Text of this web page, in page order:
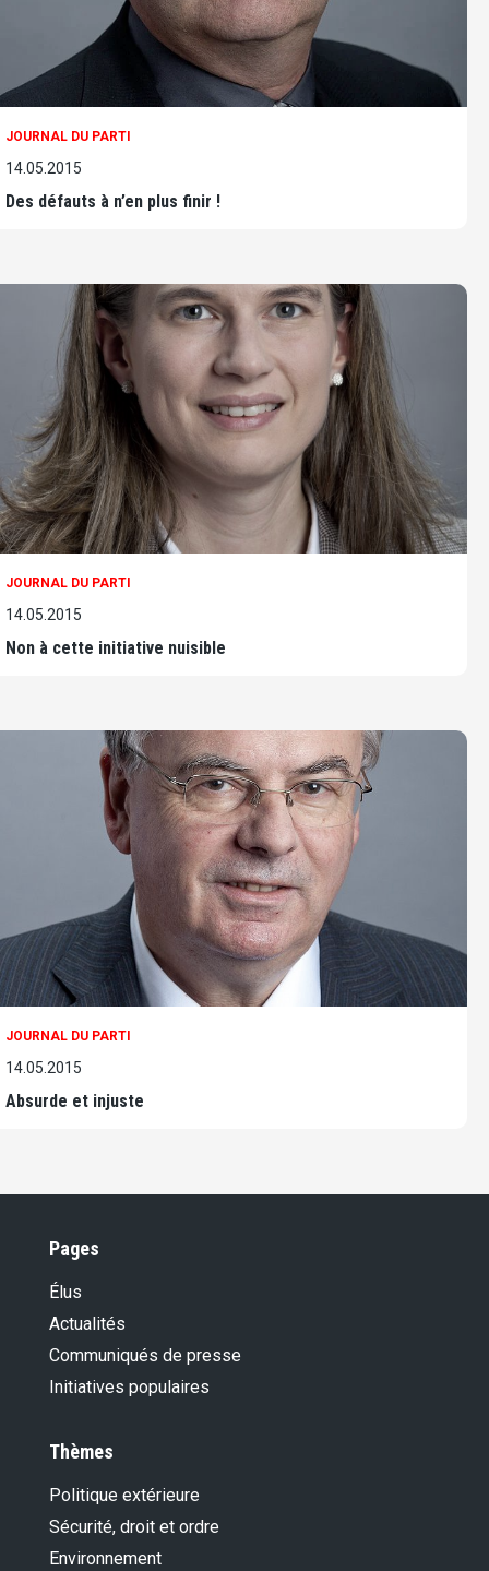
JOURNAL DU PARTI
14.05.2015
Des défauts à n’en plus finir !
JOURNAL DU PARTI
14.05.2015
Non à cette initiative nuisible
JOURNAL DU PARTI
14.05.2015
Absurde et injuste
Pages
Élus
Actualités
Communiqués de presse
Initiatives populaires
Thèmes
Politique extérieure
Sécurité, droit et ordre
Environnement